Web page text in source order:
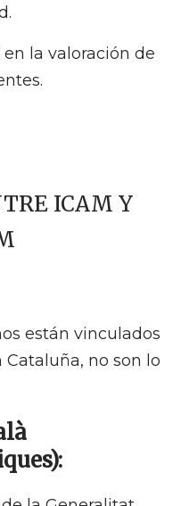
en la valoración de
ICAM Y
están vinculados
no son lo